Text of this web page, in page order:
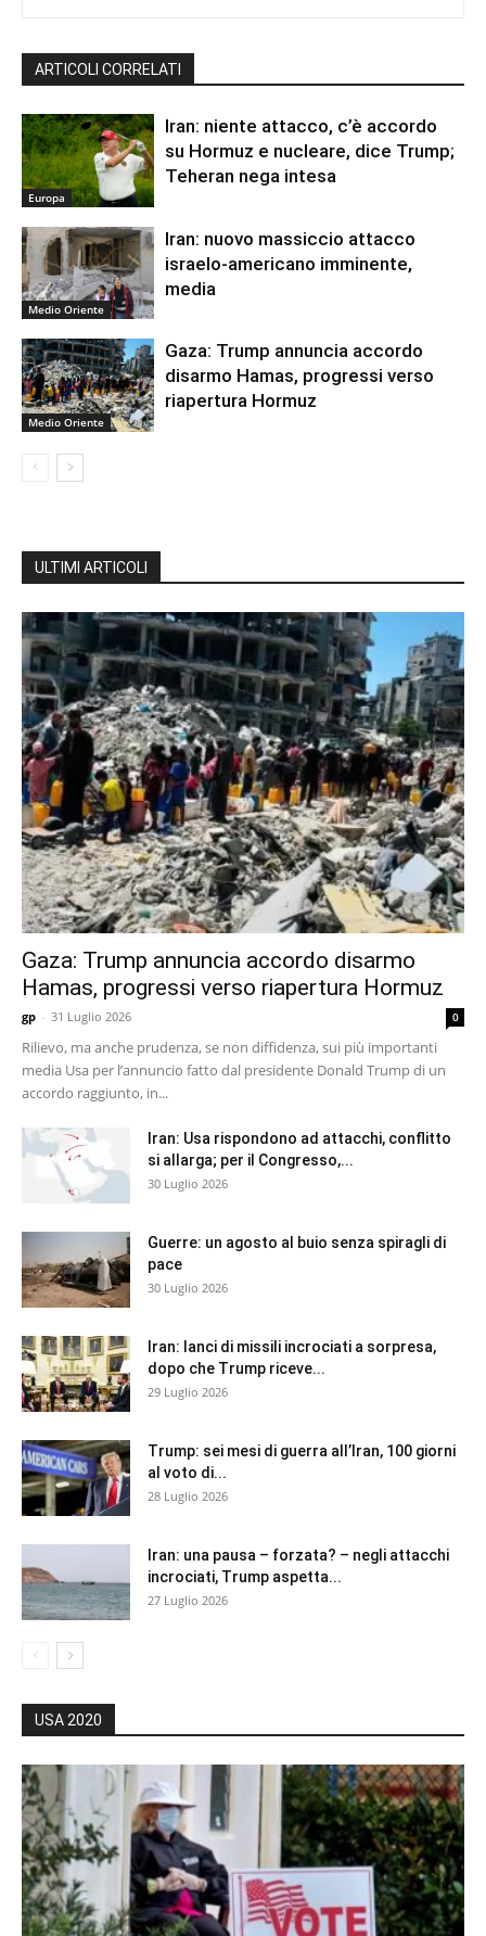
ARTICOLI CORRELATI
Europa
Iran: niente attacco, c’è accordo
su Hormuz e nucleare, dice Trump;
Teheran nega intesa
Medio Oriente
Iran: nuovo massiccio attacco
israelo-americano imminente,
media
Medio Oriente
Gaza: Trump annuncia accordo
disarmo Hamas, progressi verso
riapertura Hormuz
ULTIMI ARTICOLI
Gaza: Trump annuncia accordo disarmo
Hamas, progressi verso riapertura Hormuz
gp - 31 Luglio 2026 0
Rilievo, ma anche prudenza, se non diffidenza, sui più importanti
media Usa per l’annuncio fatto dal presidente Donald Trump di un
accordo raggiunto, in...
Iran: Usa rispondono ad attacchi, conflitto
si allarga; per il Congresso,...
30 Luglio 2026
Guerre: un agosto al buio senza spiragli di
pace
30 Luglio 2026
Iran: lanci di missili incrociati a sorpresa,
dopo che Trump riceve...
29 Luglio 2026
Trump: sei mesi di guerra all’Iran, 100 giorni
al voto di...
28 Luglio 2026
Iran: una pausa – forzata? – negli attacchi
incrociati, Trump aspetta...
27 Luglio 2026
USA 2020